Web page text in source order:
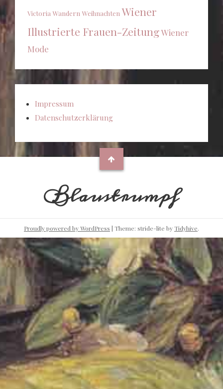
Victoria Wandern Weihnachten Wiener
Illustrierte Frauen-ZeitungWiener
Mode
Impressum
Datenschutzerklärung
Blaustrumpf
Proudly powered by WordPress | Theme: stride-lite byTidyhive.